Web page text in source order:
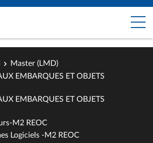
Master (LMD)
EMBARQUES ET OBJETS
EMBARQUES ET OBJETS
M2 REOC
Logiciels -M2 REOC